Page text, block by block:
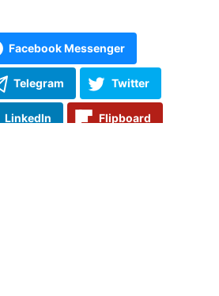
Facebook Messenger
Telegram Twitter
LinkedIn Flipboard